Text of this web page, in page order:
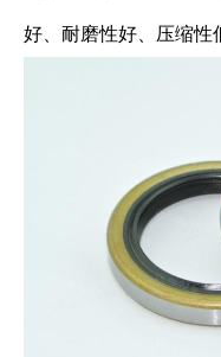
好、耐磨性好、压缩性